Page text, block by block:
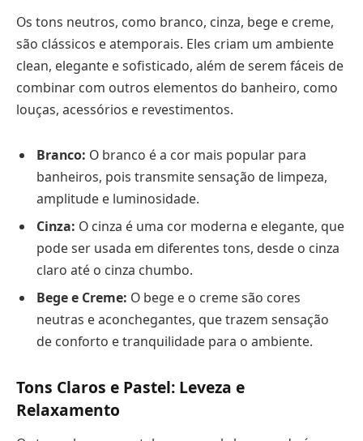
Os tons neutros, como branco, cinza, bege e creme,
são clássicos e atemporais. Eles criam um ambiente
clean, elegante e sofisticado, além de serem fáceis de
combinar com outros elementos do banheiro, como
louças, acessórios e revestimentos.
Branco: O branco é a cor mais popular para
banheiros, pois transmite sensação de limpeza,
amplitude e luminosidade.
Cinza: O cinza é uma cor moderna e elegante, que
pode ser usada em diferentes tons, desde o cinza
claro até o cinza chumbo.
Bege e Creme: O bege e o creme são cores
neutras e aconchegantes, que trazem sensação
de conforto e tranquilidade para o ambiente.
Tons Claros e Pastel: Leveza e
Relaxamento